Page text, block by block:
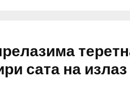
сата на излаз